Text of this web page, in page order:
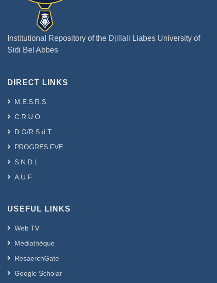
Institutional Repository of the Djillali Liabes University of
Sidi Bel Abbes
DIRECT LINKS
M.E.S.R.S
C.R.U.O
D.G/R.S.d.T
PROGRES FVE
S.N.D.L
A.U.F
USEFUL LINKS
Web TV
Médiathèque
ResaerchGate
Google Scholar